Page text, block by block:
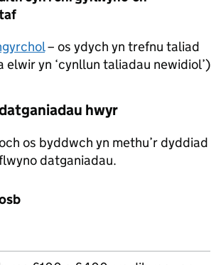
– os ydych yn trefnu taliad
elwir yn ‘cynllun taliadau newidiol’)
hwyr
os byddwch yn methu’r dyddiad
datganiadau.